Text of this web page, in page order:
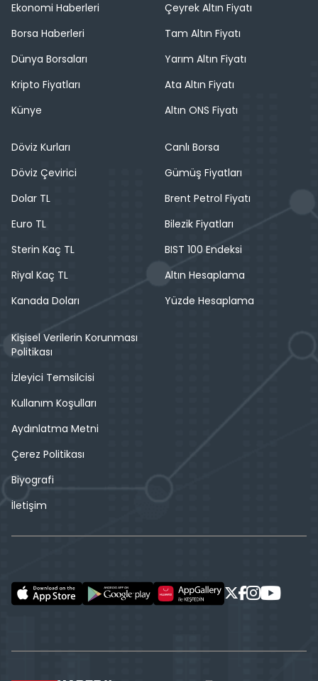
Ekonomi Haberleri
Borsa Haberleri
Dünya Borsaları
Kripto Fiyatları
Künye
Çeyrek Altın Fiyatı
Tam Altın Fiyatı
Yarım Altın Fiyatı
Ata Altın Fiyatı
Altın ONS Fiyatı
Döviz Kurları
Döviz Çevirici
Dolar TL
Euro TL
Sterin Kaç TL
Riyal Kaç TL
Kanada Doları
Canlı Borsa
Gümüş Fiyatları
Brent Petrol Fiyatı
Bilezik Fiyatları
BIST 100 Endeksi
Altın Hesaplama
Yüzde Hesaplama
Kişisel Verilerin Korunması
Politikası
İzleyici Temsilcisi
Kullanım Koşulları
Aydınlatma Metni
Çerez Politikası
Biyografi
İletişim